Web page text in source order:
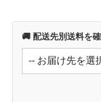
ヘア用品
延長コード・電源タ
空調家電
暖房器具
🚚 配送先別送料を